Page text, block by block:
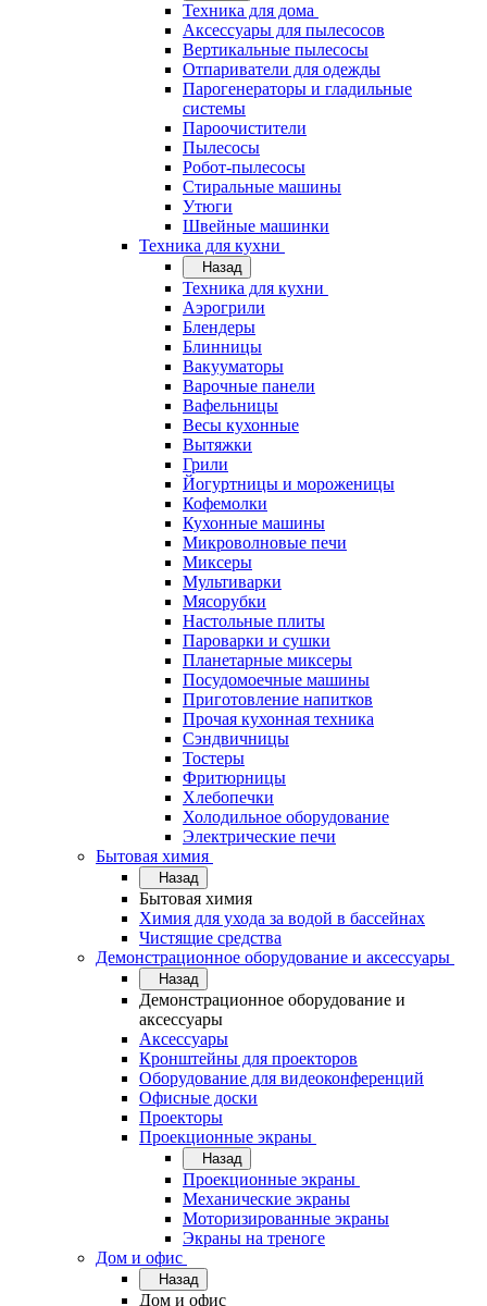
Техника для дома
Аксессуары для пылесосов
Вертикальные пылесосы
Отпариватели для одежды
Парогенераторы и гладильные
системы
Пароочистители
Пылесосы
Робот-пылесосы
Стиральные машины
Утюги
Швейные машинки
Техника для кухни
Назад
Техника для кухни
Аэрогрили
Блендеры
Блинницы
Вакууматоры
Варочные панели
Вафельницы
Весы кухонные
Вытяжки
Грили
Йогуртницы и мороженицы
Кофемолки
Кухонные машины
Микроволновые печи
Миксеры
Мультиварки
Мясорубки
Настольные плиты
Пароварки и сушки
Планетарные миксеры
Посудомоечные машины
Приготовление напитков
Прочая кухонная техника
Сэндвичницы
Тостеры
Фритюрницы
Хлебопечки
Холодильное оборудование
Электрические печи
Бытовая химия
Назад
Бытовая химия
Химия для ухода за водой в бассейнах
Чистящие средства
Демонстрационное оборудование и аксессуары
Назад
Демонстрационное оборудование и
аксессуары
Аксессуары
Кронштейны для проекторов
Оборудование для видеоконференций
Офисные доски
Проекторы
Проекционные экраны
Назад
Проекционные экраны
Механические экраны
Моторизированные экраны
Экраны на треноге
Дом и офис
Назад
Дом и офис